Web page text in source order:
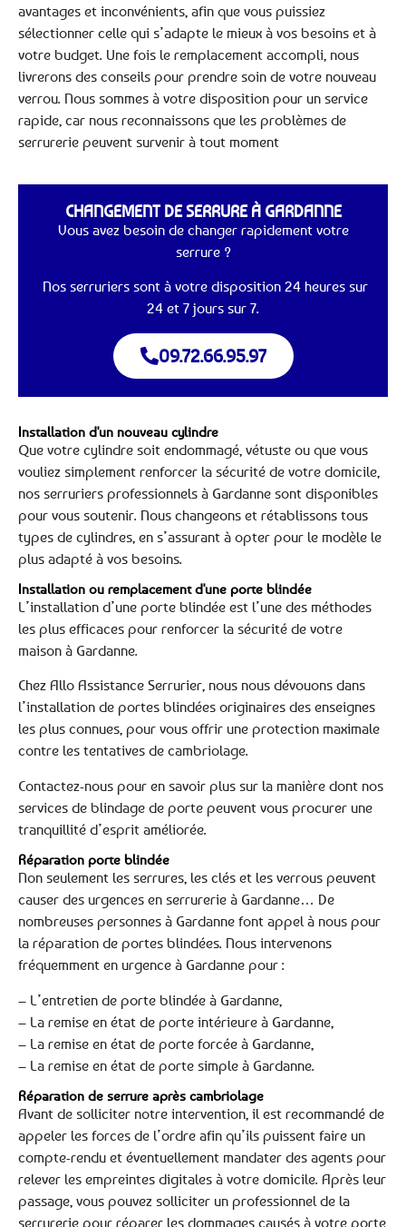
avantages et inconvénients, afin que vous puissiez
sélectionner celle qui s’adapte le mieux à vos besoins et à
votre budget. Une fois le remplacement accompli, nous
livrerons des conseils pour prendre soin de votre nouveau
verrou. Nous sommes à votre disposition pour un service
rapide, car nous reconnaissons que les problèmes de
serrurerie peuvent survenir à tout moment
CHANGEMENT DE SERRURE À GARDANNE
Vous avez besoin de changer rapidement votre
serrure ?
Nos serruriers sont à votre disposition 24 heures sur
24 et 7 jours sur 7.
09.72.66.95.97
Installation d'un nouveau cylindre
Que votre cylindre soit endommagé, vétuste ou que vous
vouliez simplement renforcer la sécurité de votre domicile,
nos serruriers professionnels à Gardanne sont disponibles
pour vous soutenir. Nous changeons et rétablissons tous
types de cylindres, en s’assurant à opter pour le modèle le
plus adapté à vos besoins.
Installation ou remplacement d'une porte blindée
L’installation d’une porte blindée est l’une des méthodes
les plus efficaces pour renforcer la sécurité de votre
maison à Gardanne.
Chez Allo Assistance Serrurier, nous nous dévouons dans
l’installation de portes blindées originaires des enseignes
les plus connues, pour vous offrir une protection maximale
contre les tentatives de cambriolage.
Contactez-nous pour en savoir plus sur la manière dont nos
services de blindage de porte peuvent vous procurer une
tranquillité d’esprit améliorée.
Réparation porte blindée
Non seulement les serrures, les clés et les verrous peuvent
causer des urgences en serrurerie à Gardanne… De
nombreuses personnes à Gardanne font appel à nous pour
la réparation de portes blindées. Nous intervenons
fréquemment en urgence à Gardanne pour :
– L’entretien de porte blindée à Gardanne,
– La remise en état de porte intérieure à Gardanne,
– La remise en état de porte forcée à Gardanne,
– La remise en état de porte simple à Gardanne.
Réparation de serrure après cambriolage
Avant de solliciter notre intervention, il est recommandé de
appeler les forces de l’ordre afin qu’ils puissent faire un
compte-rendu et éventuellement mandater des agents pour
relever les empreintes digitales à votre domicile. Après leur
passage, vous pouvez solliciter un professionnel de la
serrurerie pour réparer les dommages causés à votre porte